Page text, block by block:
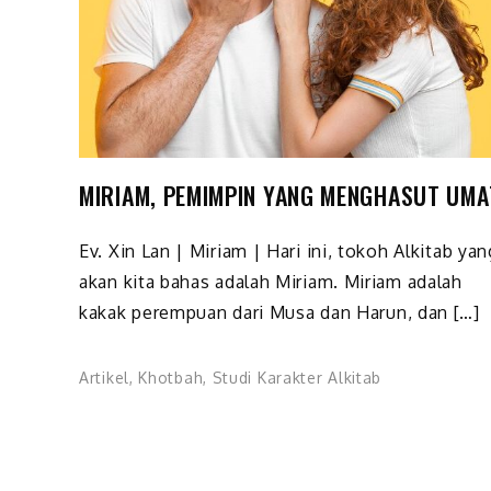
MIRIAM, PEMIMPIN YANG MENGHASUT
Ev. Xin Lan | Miriam | Hari ini, tokoh Alkitab
akan kita bahas adalah Miriam. Miriam adalah
kakak perempuan dari Musa dan Harun, dan […]
Artikel, Khotbah, Studi Karakter Alkitab